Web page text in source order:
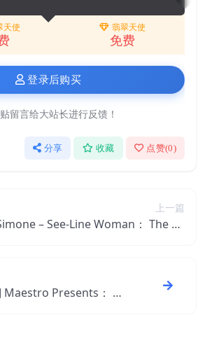
天使 翡翠天使
免费
登录后购买
留言给大站长进行反馈！
分享 收藏 点赞(0)
上一篇
– See-Line Woman： The Be
Maestro Presents： Ni